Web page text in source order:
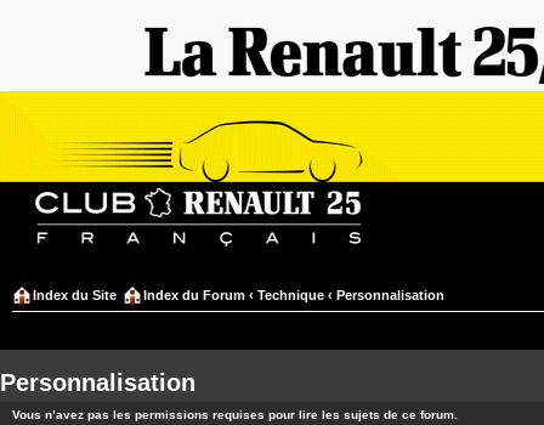
Index du Site Index du Forum ‹ Technique ‹ Personnalisation
Personnalisation
Vous n’avez pas les permissions requises pour lire les sujets de ce forum.